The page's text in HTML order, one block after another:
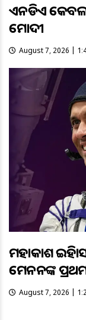
ଏନଡିଏ କେବଳ
ମୋଦୀ
August 7, 2026 |
ମହାକାଶ
ମେନନଙ୍କ
August 7, 2026 |